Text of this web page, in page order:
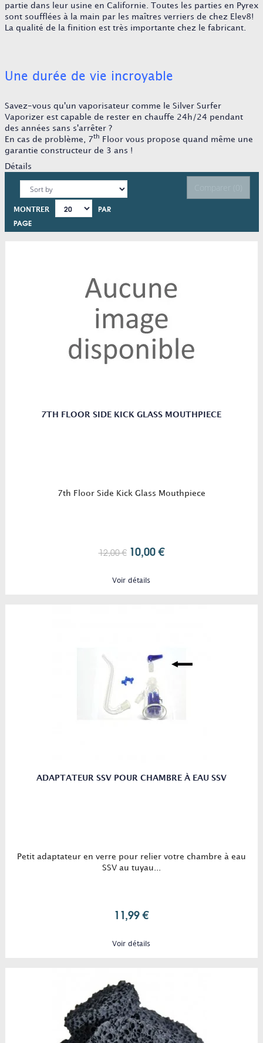
partie dans leur usine en Californie. Toutes les parties en Pyrex
sont soufflées à la main par les maîtres verriers de chez Elev8!
La qualité de la finition est très importante chez le fabricant.
Une durée de vie incroyable
Savez-vous qu'un vaporisateur comme le Silver Surfer
Vaporizer est capable de rester en chauffe 24h/24 pendant
des années sans s'arrêter ?
En cas de problème, 7th
Floor vous propose quand même une
garantie constructeur de 3 ans !
Détails
MONTRER
PAR
PAGE
7TH FLOOR SIDE KICK GLASS MOUTHPIECE
7th Floor Side Kick Glass Mouthpiece
12,00 € 10,00 €
Voir détails
ADAPTATEUR SSV POUR CHAMBRE À EAU SSV
Petit adaptateur en verre pour relier votre chambre à eau
SSV au tuyau...
11,99 €
Voir détails